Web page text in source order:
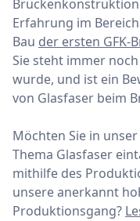
Erfahrung im
Bau der ersten GFK-
Sie steht immer
wurde, und ist ein
von Glasfaser beim
Möchten Sie in
Thema Glasfaser
mithilfe des
unsere anerkannt
Produktionsgang?